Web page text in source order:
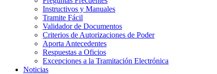
Instructivos y Manuales
Tramite Fácil
Validador de Documentos
Criterios de Autorizaciones de Poder
Aporta Antecedentes
Respuestas a Oficios
Excepciones a la Tramitación Electrónica
Noticias